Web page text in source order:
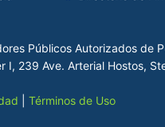
Públicos Autorizados de
I, 239 Ave. Arterial Hostos,
Términos de Uso